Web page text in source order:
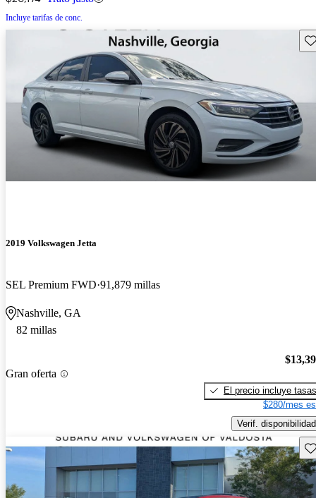
Incluye tarifas de conc.
2019 Volkswagen Jetta
SEL Premium FWD 91,879 millas
Nashville, GA
82 millas
Gran oferta
El precio incluye tasas
$280/mes
Verif. disponibilidad